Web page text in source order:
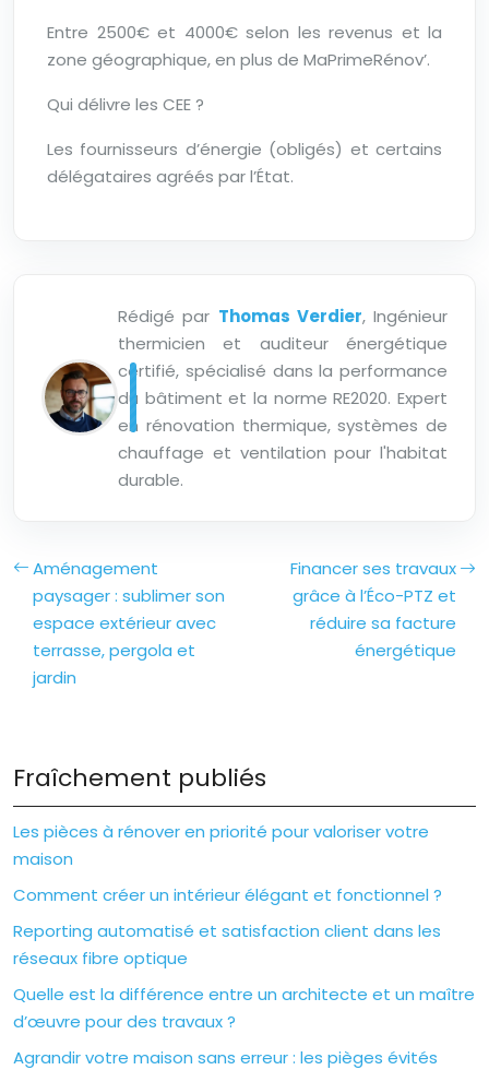
Entre 2500€ et 4000€ selon les revenus et la
zone géographique, en plus de MaPrimeRénov’.
Qui délivre les CEE ?
Les fournisseurs d’énergie (obligés) et certains
délégataires agréés par l’État.
Rédigé par Thomas Verdier, Ingénieur
thermicien et auditeur énergétique
certifié, spécialisé dans la performance
du bâtiment et la norme RE2020. Expert
en rénovation thermique, systèmes de
chauffage et ventilation pour l'habitat
durable.
Aménagement
paysager : sublimer son
espace extérieur avec
terrasse, pergola et
jardin
Financer ses travaux
grâce à l’Éco-PTZ et
réduire sa facture
énergétique
Fraîchement publiés
Les pièces à rénover en priorité pour valoriser votre
maison
Comment créer un intérieur élégant et fonctionnel ?
Reporting automatisé et satisfaction client dans les
réseaux fibre optique
Quelle est la différence entre un architecte et un maître
d’œuvre pour des travaux ?
Agrandir votre maison sans erreur : les pièges évités